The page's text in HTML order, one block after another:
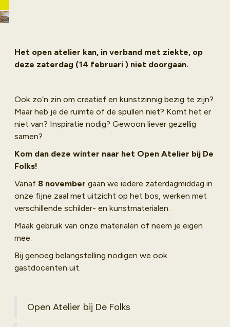
voor iedereen die
graag creatief en
Het open atelier kan, in verband met ziekte, op
deze zaterdag (14 februari ) niet doorgaan.
Ook zo’n zin om creatief en kunstzinnig bezig te zijn?
Maar heb je de ruimte of de spullen niet? Komt het er
niet van? Inspiratie nodig? Gewoon liever gezellig
samen?
Kom dan deze winter naar het Open Atelier bij De
Folks!
Vanaf 8 november gaan we iedere zaterdagmiddag in
onze fijne zaal met uitzicht op het bos, werken met
verschillende schilder- en kunstmaterialen.
Maak gebruik van onze materialen of neem je eigen
mee.
Bij genoeg belangstelling nodigen we ook
gastdocenten uit.
Open Atelier bij De Folks